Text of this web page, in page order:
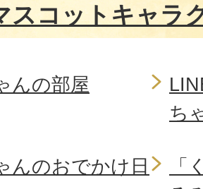
スコットキャラ
んの部屋
ち
んのおでかけ日
「